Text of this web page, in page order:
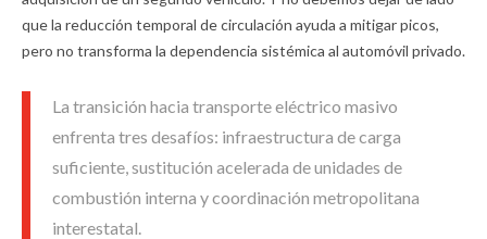
que la reducción temporal de circulación ayuda a mitigar picos,
pero no transforma la dependencia sistémica al automóvil privado.
La transición hacia transporte eléctrico masivo
enfrenta tres desafíos: infraestructura de carga
suficiente, sustitución acelerada de unidades de
combustión interna y coordinación metropolitana
interestatal.